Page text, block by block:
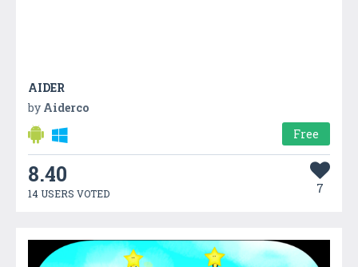
AIDER
by Aiderco
Free
8.40
14 USERS VOTED 7